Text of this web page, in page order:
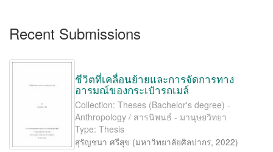
Recent Submissions
ชีวิตที่เคลื่อนย้ายและการจัดการทาง
อารมณ์ของกระเป๋ารถเมล์
Collection: Theses (Bachelor's degree) -
Anthropology / สารนิพนธ์ - มานุษยวิทยา
Type: Thesis
สุรัญชนา ศรีสุข (มหาวิทยาลัยศิลปากร, 2022)